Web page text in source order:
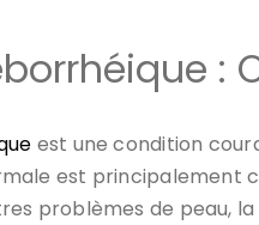
:
est une condition
est principalement
problèmes de peau,